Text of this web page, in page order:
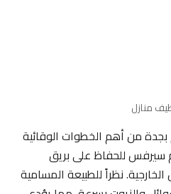
من أهم الخطوات الوقائية
للحفاظ على بريق
نظراً للطبيعة المسامية